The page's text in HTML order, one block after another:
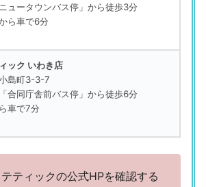
ュータウンバス停」から徒歩3分
ら車で6分
ック いわき店
島町3-3-7
合同庁舎前バス停」から徒歩6分
車で7分
ティックの公式HPを確認する